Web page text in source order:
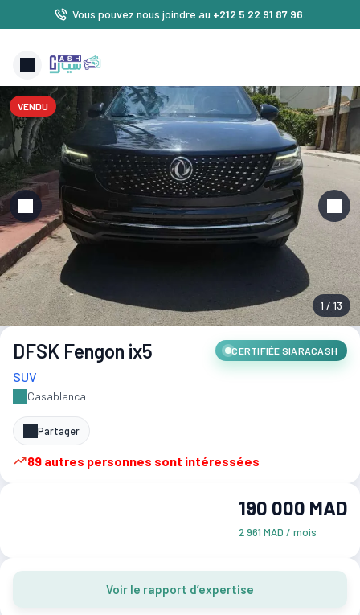
Vous pouvez nous joindre au +212 5 22 91 87 96
1 / 13
VENDU
DFSK Fengon ix5 CERTIFIÉE SIARACASH
SUV
Casablanca
Partager
89 autres personnes sont intéressées
190 000 MAD
2 961 MAD / mois
Voir le rapport d’expertise